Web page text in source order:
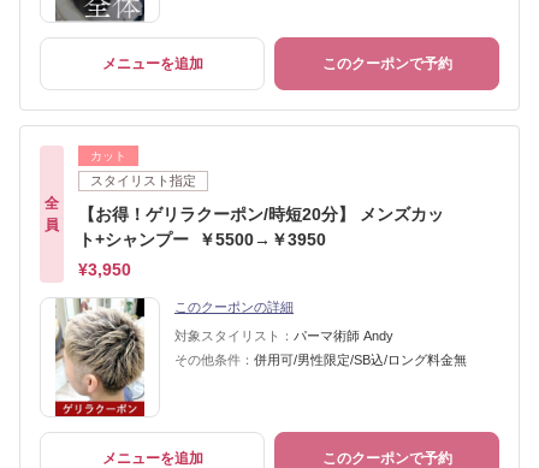
メニューを追加 このクーポンで予約
全
員
カット
スタイリスト指定
【お得！ゲリラクーポン/時短20分】 メンズカッ
ト+シャンプー ￥5500→￥3950
¥3,950
このクーポンの詳細
対象スタイリスト： パーマ術師 Andy
その他条件： 併用可/男性限定/SB込/ロング料金無
メニューを追加 このクーポンで予約